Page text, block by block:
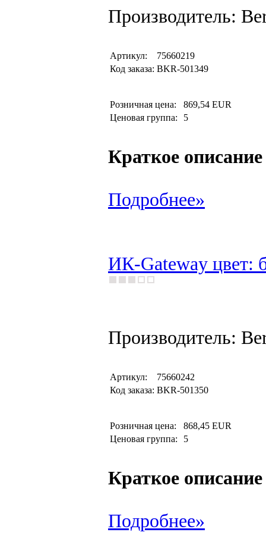
Производитель:
Артикул:
75660219
Код заказа: BKR-501349
Розничная цена:
869,54 EUR
Ценовая группа:
5
Краткое описание
Подробнее»
ИК-Gateway цвет:
Производитель:
Артикул:
75660242
Код заказа: BKR-501350
Розничная цена:
868,45 EUR
Ценовая группа:
5
Краткое описание
Подробнее»